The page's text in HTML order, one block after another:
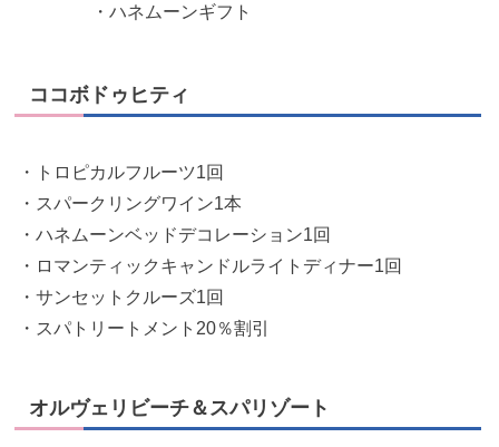
・ハネムーンギフト
ココボドゥヒティ
・トロピカルフルーツ1回
・スパークリングワイン1本
・ハネムーンベッドデコレーション1回
・ロマンティックキャンドルライトディナー1回
・サンセットクルーズ1回
・スパトリートメント20％割引
オルヴェリビーチ＆スパリゾート